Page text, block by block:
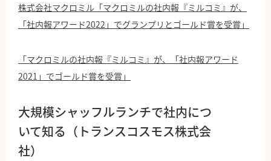
株式会社マクロミル「マクロミルの社内報『ミルコミ』が、
「社内報アワード2022」でグランプリとゴールド賞を受賞」
「マクロミルの社内報『ミルコミ』が、「社内報アワード
2021」でゴールド賞を受賞」
大規模シャッフルランチで社内につ
いて知る（トランスコスモス株式会
社）